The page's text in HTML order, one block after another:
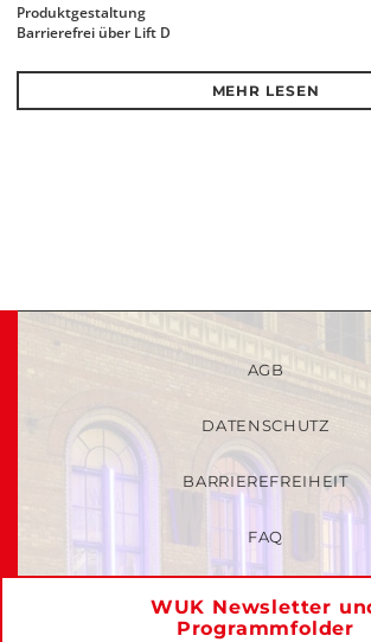
Produktgestaltung
Barrierefrei über Lift D
MEHR LESEN
WUK Newsletter
Programmfolder
AGB
DATENSCHUTZ
BARRIEREFREIHEIT
FAQ